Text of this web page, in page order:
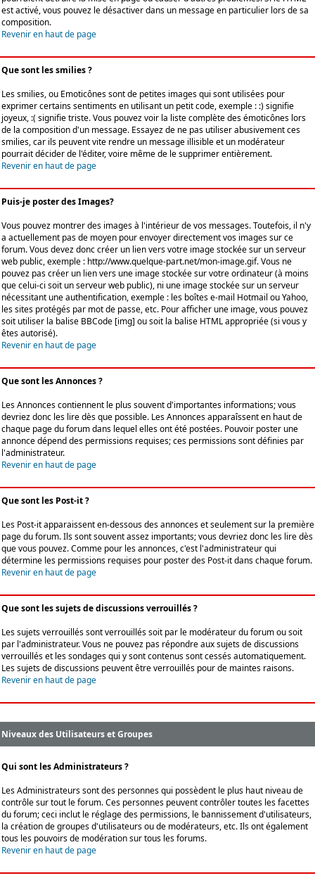
est activé, vous pouvez le désactiver dans un message en particulier lors de sa
composition.
Revenir en haut de page
Que sont les smilies ?
Les smilies, ou Emoticônes sont de petites images qui sont utilisées pour
exprimer certains sentiments en utilisant un petit code, exemple : :) signifie
joyeux, :( signifie triste. Vous pouvez voir la liste complète des émoticônes lors
de la composition d'un message. Essayez de ne pas utiliser abusivement ces
smilies, car ils peuvent vite rendre un message illisible et un modérateur
pourrait décider de l'éditer, voire même de le supprimer entièrement.
Revenir en haut de page
Puis-je poster des Images?
Vous pouvez montrer des images à l'intérieur de vos messages. Toutefois, il n'y
a actuellement pas de moyen pour envoyer directement vos images sur ce
forum. Vous devez donc créer un lien vers votre image stockée sur un serveur
web public, exemple : http://www.quelque-part.net/mon-image.gif. Vous ne
pouvez pas créer un lien vers une image stockée sur votre ordinateur (à moins
que celui-ci soit un serveur web public), ni une image stockée sur un serveur
nécessitant une authentification, exemple : les boîtes e-mail Hotmail ou Yahoo,
les sites protégés par mot de passe, etc. Pour afficher une image, vous pouvez
soit utiliser la balise BBCode [img] ou soit la balise HTML appropriée (si vous y
êtes autorisé).
Revenir en haut de page
Que sont les Annonces ?
Les Annonces contiennent le plus souvent d'importantes informations; vous
devriez donc les lire dès que possible. Les Annonces apparaîssent en haut de
chaque page du forum dans lequel elles ont été postées. Pouvoir poster une
annonce dépend des permissions requises; ces permissions sont définies par
l'administrateur.
Revenir en haut de page
Que sont les Post-it ?
Les Post-it apparaissent en-dessous des annonces et seulement sur la première
page du forum. Ils sont souvent assez importants; vous devriez donc les lire dès
que vous pouvez. Comme pour les annonces, c'est l'administrateur qui
détermine les permissions requises pour poster des Post-it dans chaque forum.
Revenir en haut de page
Que sont les sujets de discussions verrouillés ?
Les sujets verrouillés sont verrouillés soit par le modérateur du forum ou soit
par l'administrateur. Vous ne pouvez pas répondre aux sujets de discussions
verrouillés et les sondages qui y sont contenus sont cessés automatiquement.
Les sujets de discussions peuvent être verrouillés pour de maintes raisons.
Revenir en haut de page
Niveaux des Utilisateurs et Groupes
Qui sont les Administrateurs ?
Les Administrateurs sont des personnes qui possèdent le plus haut niveau de
contrôle sur tout le forum. Ces personnes peuvent contrôler toutes les facettes
du forum; ceci inclut le réglage des permissions, le bannissement d'utilisateurs,
la création de groupes d'utilisateurs ou de modérateurs, etc. Ils ont également
tous les pouvoirs de modération sur tous les forums.
Revenir en haut de page